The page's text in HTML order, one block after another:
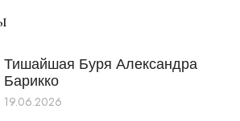
Тишайшая Буря Александра
Барикко
19.06.2026